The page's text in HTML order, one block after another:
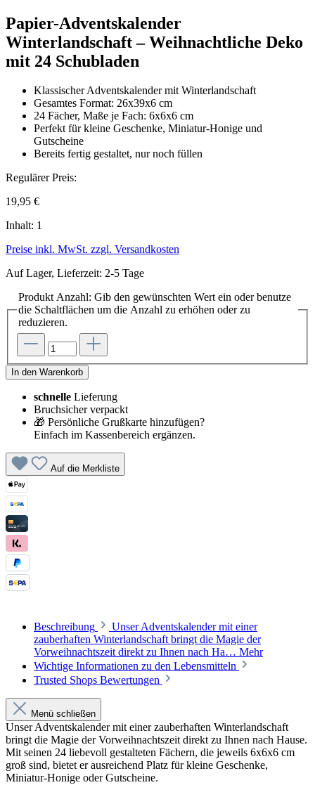
Papier-Adventskalender
Winterlandschaft – Weihnachtliche Deko
mit 24 Schubladen
Klassischer Adventskalender mit Winterlandschaft
Gesamtes Format: 26x39x6 cm
24 Fächer, Maße je Fach: 6x6x6 cm
Perfekt für kleine Geschenke, Miniatur-Honige und
Gutscheine
Bereits fertig gestaltet, nur noch füllen
Regulärer Preis:
19,95 €
Inhalt: 1
Preise inkl. MwSt. zzgl. Versandkosten
Auf Lager, Lieferzeit: 2-5 Tage
Produkt Anzahl: Gib den gewünschten Wert ein oder benutze
die Schaltflächen um die Anzahl zu erhöhen oder zu
reduzieren.
In den Warenkorb
schnelle Lieferung
Bruchsicher verpackt
🎁 Persönliche Grußkarte hinzufügen?
Einfach im Kassenbereich ergänzen.
Auf die Merkliste
Beschreibung
Unser Adventskalender mit einer
zauberhaften Winterlandschaft bringt die Magie der
Vorweihnachtszeit direkt zu Ihnen nach Ha… Mehr
Wichtige Informationen zu den Lebensmitteln
Trusted Shops Bewertungen
Menü schließen
Unser Adventskalender mit einer zauberhaften Winterlandschaft
bringt die Magie der Vorweihnachtszeit direkt zu Ihnen nach Hause.
Mit seinen 24 liebevoll gestalteten Fächern, die jeweils 6x6x6 cm
groß sind, bietet er ausreichend Platz für kleine Geschenke,
Miniatur-Honige oder Gutscheine.